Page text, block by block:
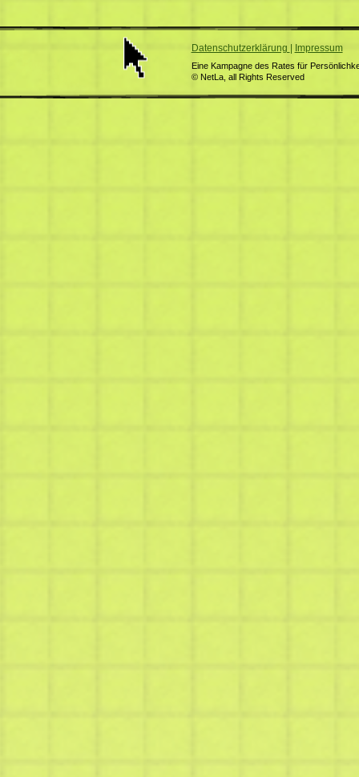
Datenschutzerklärung Impressum
Eine Kampagne des Rates für
© NetLa, all Rights Reserved